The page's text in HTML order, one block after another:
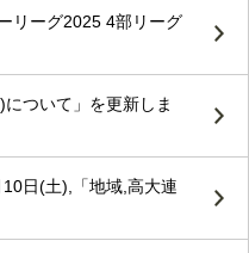
リーグ2025 4部リーグ
について」を更新しま
10日(土),「地域,高大連